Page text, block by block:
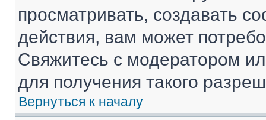
просматривать, создавать
действия, вам может
Свяжитесь с модератором
для получения такого
Вернуться к началу